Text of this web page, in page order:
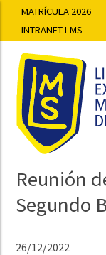
MATRÍCULA 2026
INTRANET LMS
Reunión
Segundo
26/12/2022